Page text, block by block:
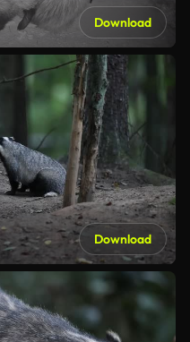
Download
Download